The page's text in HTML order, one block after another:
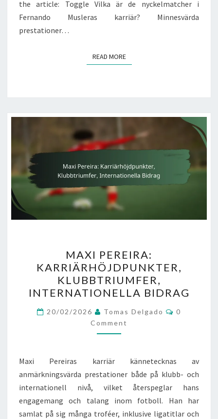
the article: Toggle Vilka är de nyckelmatcher i
Fernando Musleras karriär? Minnesvärda
prestationer…
READ MOREREAD MORE
PEREIRA:
KARRIÄRHÖJDPUNKTER,
KLUBBTRIUMFER,
INTERNATIONELLA
BIDRAG
MAXI PEREIRA:
KARRIÄRHÖJDPUNKTER,
KLUBBTRIUMFER,
INTERNATIONELLA BIDRAG
20/02/2026 Tomas Delgado Comments
0
Comment
Maxi Pereiras karriär kännetecknas av
anmärkningsvärda prestationer både på klubb- och
internationell nivå, vilket återspeglar hans
engagemang och talang inom fotboll. Han har
samlat på sig många troféer, inklusive ligatitlar och